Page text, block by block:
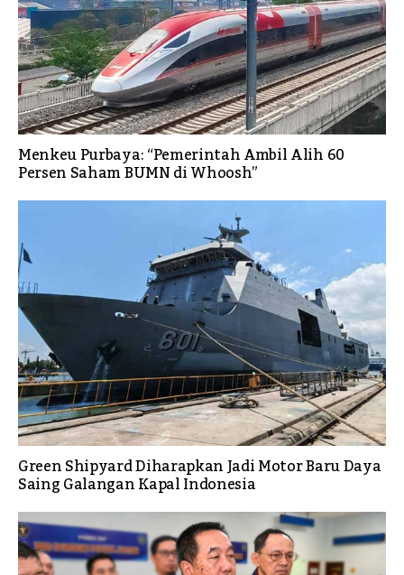
Menkeu Purbaya: “Pemerintah Ambil Alih 60
Persen Saham BUMN di Whoosh”
Green Shipyard Diharapkan Jadi Motor Baru Daya
Saing Galangan Kapal Indonesia